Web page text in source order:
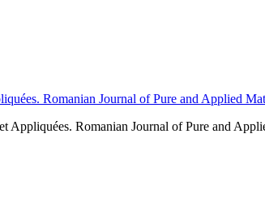
Romanian Journal of Pure and Applied
Appliquées. Romanian Journal of Pure and